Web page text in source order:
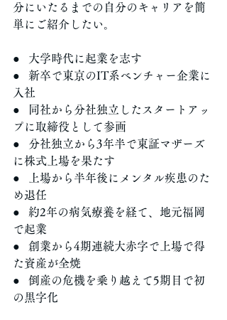
分にいたるまでの自分のキャリアを簡
単にご紹介したい。
●   大学時代に起業を志す
●   新卒で東京のIT系ベンチャー企業に
入社
●   同社から分社独立したスタートアッ
プに取締役として参画
●   分社独立から3年半で東証マザーズ
に株式上場を果たす
●   上場から半年後にメンタル疾患のた
め退任
●   約2年の病気療養を経て、地元福岡
で起業
●   創業から4期連続大赤字で上場で得
た資産が全焼
●   倒産の危機を乗り越えて5期目で初
の黒字化